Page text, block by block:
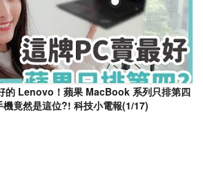
的 Lenovo！蘋果 MacBook 系列只排第四
竟然是這位?! 科技小電報(1/17)